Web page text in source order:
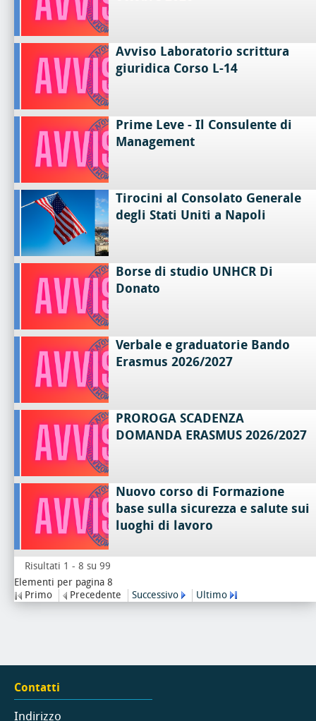
Avviso Laboratorio scrittura
giuridica Corso L-14
Prime Leve - Il Consulente di
Management
Tirocini al Consolato Generale
degli Stati Uniti a Napoli
Borse di studio UNHCR Di
Donato
Verbale e graduatorie Bando
Erasmus 2026/2027
PROROGA SCADENZA
DOMANDA ERASMUS 2026/2027
Nuovo corso di Formazione
base sulla sicurezza e salute sui
luoghi di lavoro
Risultati 1 - 8 su 99
Elementi per pagina 8
Primo
Precedente Successivo Ultimo
Contatti
Indirizzo